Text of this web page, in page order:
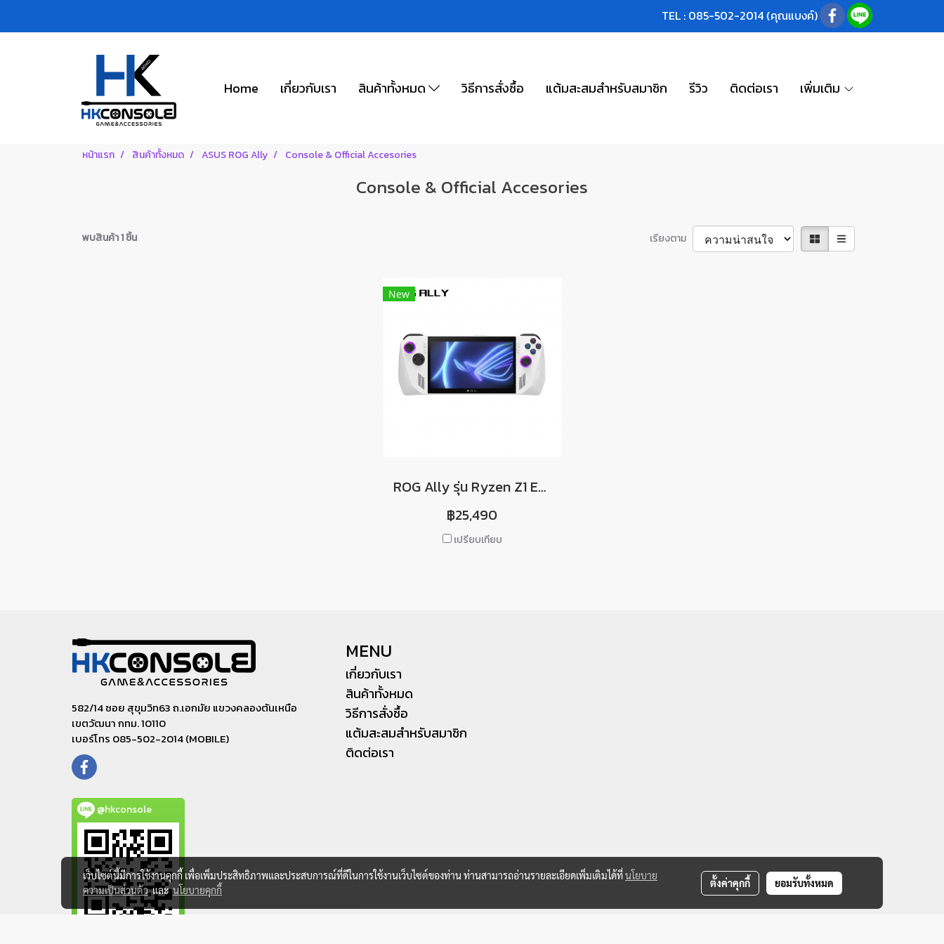
TEL : 085-502-2014 (คุณแบงค์)
Home เกี่ยวกับเรา สินค้าทั้งหมด วิธีการสั่งซื้อ แต้มสะสมสำหรับสมาชิก รีวิว ติดต่อเรา เพิ่มเติม
หน้าแรก สินค้าทั้งหมด ASUS ROG Ally Console & Official Accesories
Console & Official Accesories
พบสินค้า 1 ชิ้น เรียงตาม
New
ROG Ally รุ่น Ryzen Z1 Extreme *ประกันศูนย์ไทย ส่งซ่อมศูนย์ synnex 1 ปีเต็ม*
฿25,490
เปรียบเทียบ
582/14 ซอย สุขุมวิท63 ถ.เอกมัย แขวงคลองตันเหนือ
เขตวัฒนา กทม. 10110
เบอร์โทร 085-502-2014 (MOBILE)
@hkconsole
MENU
เกี่ยวกับเรา
สินค้าทั้งหมด
วิธีการสั่งซื้อ
แต้มสะสมสำหรับสมาชิก
ติดต่อเรา
เว็บไซต์นี้มีการใช้งานคุกกี้ เพื่อเพิ่มประสิทธิภาพและประสบการณ์ที่ดีในการใช้งานเว็บไซต์ของท่าน ท่านสามารถอ่านรายละเอียดเพิ่มเติมได้ที่นโยบาย
ความเป็นส่วนตัวและนโยบายคุกกี้
ตั้งค่าคุกกี้ ยอมรับทั้งหมด